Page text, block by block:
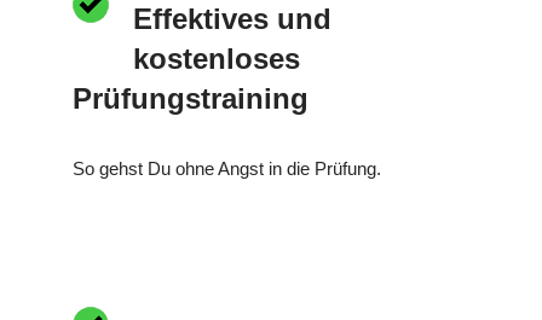
Effektives und
kostenloses
Prüfungstraining
So gehst Du ohne Angst in die Prüfung.